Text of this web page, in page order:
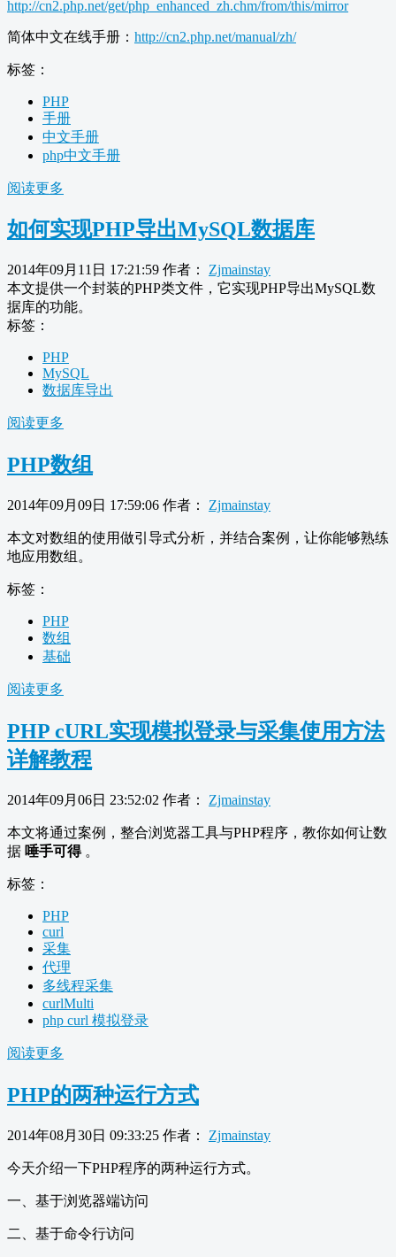
http://cn2.php.net/get/php_enhanced_zh.chm/from/this/mirror
简体中文在线手册： http://cn2.php.net/manual/zh/
标签：
PHP
手册
中文手册
php中文手册
阅读更多
如何实现PHP导出MySQL数据库
2014年09月11日 17:21:59 作者： Zjmainstay
本文提供一个封装的PHP类文件，它实现PHP导出MySQL数
据库的功能。
标签：
PHP
MySQL
数据库导出
阅读更多
PHP数组
2014年09月09日 17:59:06 作者： Zjmainstay
本文对数组的使用做引导式分析，并结合案例，让你能够熟练
地应用数组。
标签：
PHP
数组
基础
阅读更多
PHP cURL实现模拟登录与采集使用方法
详解教程
2014年09月06日 23:52:02 作者： Zjmainstay
本文将通过案例，整合浏览器工具与PHP程序，教你如何让数
据 唾手可得。
标签：
PHP
curl
采集
代理
多线程采集
curlMulti
php curl 模拟登录
阅读更多
PHP的两种运行方式
2014年08月30日 09:33:25 作者： Zjmainstay
今天介绍一下PHP程序的两种运行方式。
一、基于浏览器端访问
二、基于命令行访问